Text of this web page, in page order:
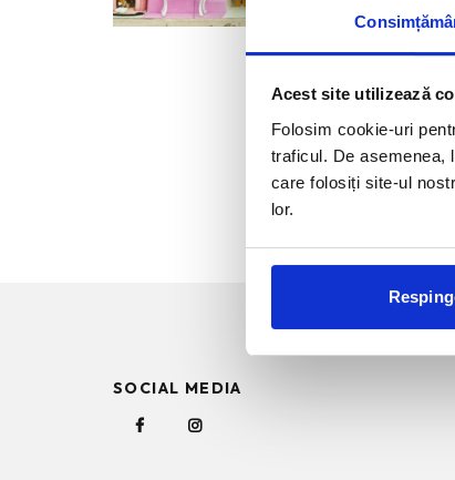
Acest site utilizează
Folosim cookie-uri
traficul. De asemenea,
care folosiți site-ul
lor.
SOCIAL MEDIA